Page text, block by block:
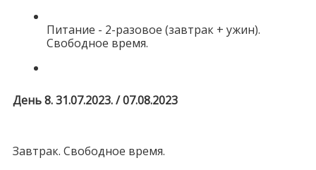
Питание - 2-разовое (завтрак + ужин).
Свободное время.
День 8. 31.07.2023. / 07.08.2023
Завтрак. Свободное время.